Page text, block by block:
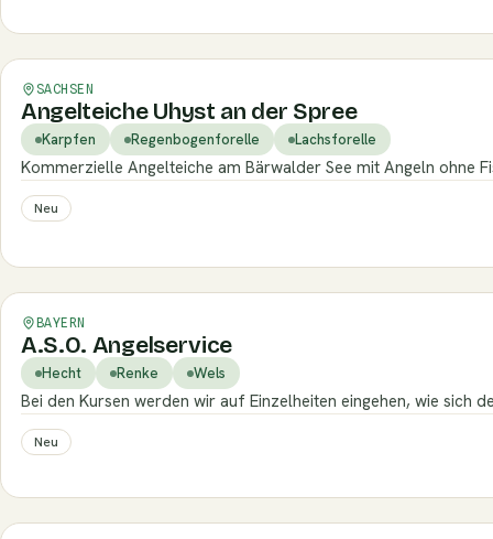
SACHSEN
Angelteiche Uhyst an der Spree
Karpfen Regenbogenforelle Lachsforelle
Kommerzielle Angelteiche am Bärwalder See mit Angeln ohne
Neu
BAYERN
A.S.O. Angelservice
Hecht Renke Wels
Bei den Kursen werden wir auf Einzelheiten eingehen, wie
Neu